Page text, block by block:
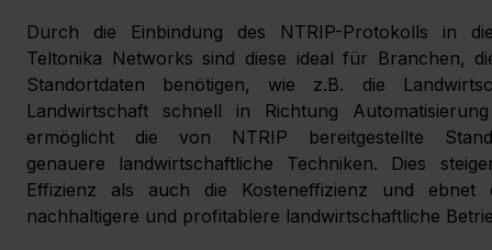
Durch die Einbindung des NTRIP-Protokolls in
Teltonika Networks sind diese ideal für Branchen,
Standortdaten benötigen, wie z.B. die
Landwirtschaft schnell in Richtung
ermöglicht die von NTRIP bereitgestellte
genauere landwirtschaftliche Techniken. Dies
Effizienz als auch die Kosteneffizienz und
nachhaltigere und profitablere landwirtschaftliche